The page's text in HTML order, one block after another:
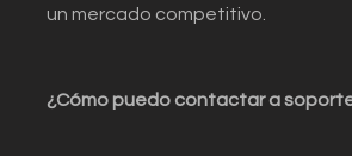
un mercado competitivo.
¿Cómo puedo contactar a